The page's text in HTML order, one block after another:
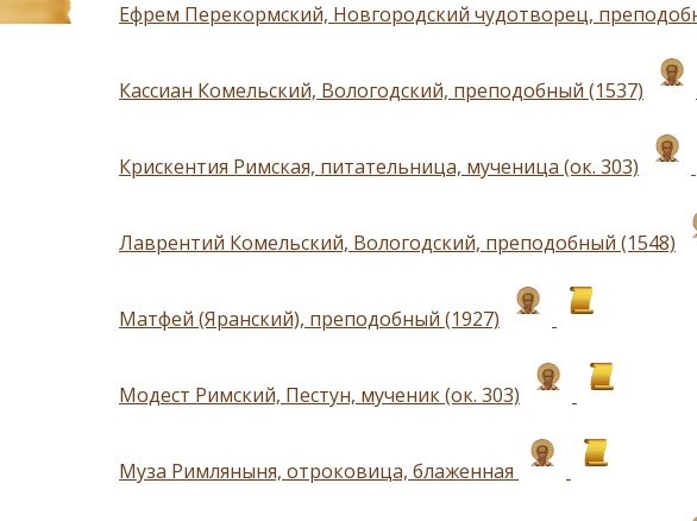
Ефрем Перекормский, Новгородский чудотворец,
Кассиан Комельский, Вологодский, преподобный (1537)
Крискентия Римская, питательница, мученица (ок. 303)
Лаврентий Комельский, Вологодский, преподобный (1548)
Матфей (Яранский), преподобный (1927)
Модест Римский, Пестун, мученик (ок. 303)
Муза Римляныня, отроковица, блаженная